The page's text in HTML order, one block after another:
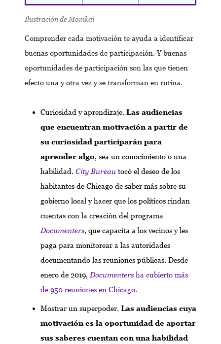
Ilustración de Momkai
Comprender cada motivación te ayuda a identificar
buenas oportunidades de participación. Y buenas
oportunidades de participación son las que tienen
efecto una y otra vez y se transforman en rutina.
Curiosidad y aprendizaje. Las audiencias
que encuentran motivación a partir de
su curiosidad participarán para
aprender algo, sea un conocimiento o una
habilidad. City Bureau tocó el deseo de los
habitantes de Chicago de saber más sobre su
gobierno local y hacer que los políticos rindan
cuentas con la creación del programa
Documenters, que capacita a los vecinos y les
paga para monitorear a las autoridades
documentando las reuniones públicas. Desde
enero de 2019, Documenters ha cubierto más
de 950 reuniones en Chicago.
Mostrar un superpoder. Las audiencias cuya
motivación es la oportunidad de aportar
sus saberes cuentan con una habilidad